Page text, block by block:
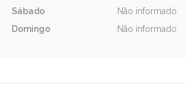
Sábado
Não informado
Domingo
Não informado